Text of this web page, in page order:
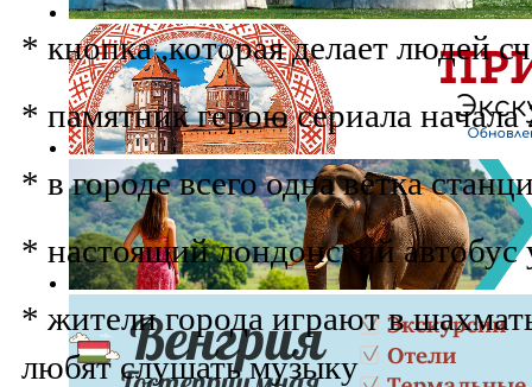
* кнопка ,которая делает людей
* памятник герою сериала начала
* в городе всего одна ветка
* настоящий лондонский
* жители города играют в
любят слушать музыку